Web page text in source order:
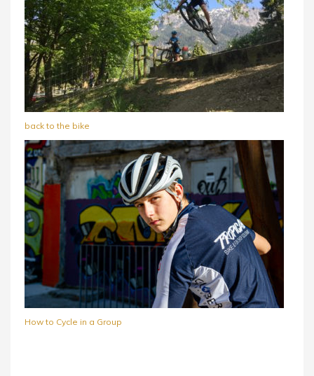
back to the bike
How to Cycle in a Group